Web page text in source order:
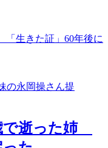
生きた証」60年後に
で逝った姉